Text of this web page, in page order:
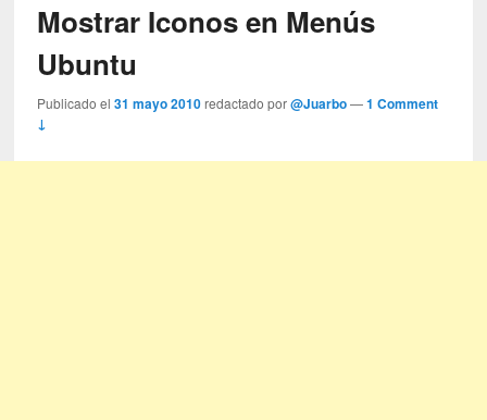
Mostrar Iconos en Menús
Ubuntu
Publicado el31 mayo 2010 redactado por@Juarbo —1 Comment
↓